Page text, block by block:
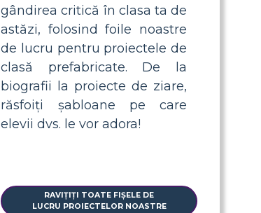
gândirea critică în clasa ta de
astăzi, folosind foile noastre
de lucru pentru proiectele de
clasă prefabricate. De la
biografii la proiecte de ziare,
răsfoiți șabloane pe care
elevii dvs. le vor adora!
RAVIȚIȚI TOATE FIȘELE DE
LUCRU PROIECTELOR NOASTRE